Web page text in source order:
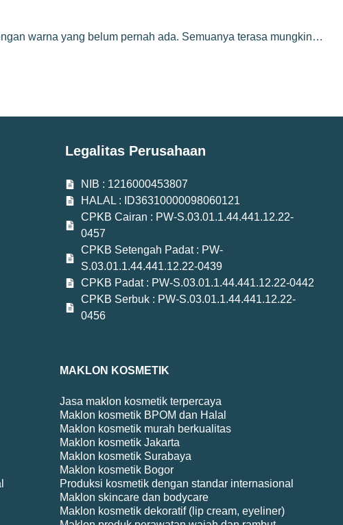
warna yang belum pernah ada. Semuanya terasa mungkin…
Legalitas Perusahaan
NIB : 1216000453807
HALAL : ID36310000098060121
CPKB Cairan : PW-S.03.01.1.44.441.12.22-
0457
CPKB Setengah Padat : PW-
S.03.01.1.44.441.12.22-0439
CPKB Padat : PW-S.03.01.1.44.441.12.22-0442
CPKB Serbuk : PW-S.03.01.1.44.441.12.22-
0456
MAKLON KOSMETIK
Jasa maklon kosmetik terpercaya
Maklon kosmetik BPOM dan Halal
Maklon kosmetik murah berkualitas
Maklon kosmetik Jakarta
Maklon kosmetik Surabaya
Maklon kosmetik Bogor
Produksi kosmetik dengan standar internasional
Maklon skincare dan bodycare
Maklon kosmetik dekoratif (lip cream, eyeliner)